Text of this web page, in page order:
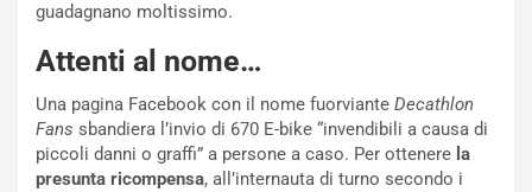
guadagnano moltissimo.
Attenti al nome…
Una pagina Facebook con il nome fuorviante Decathlon
Fans sbandiera l’invio di 670 E-bike “invendibili a causa di
piccoli danni o graffi” a persone a caso. Per ottenere la
presunta ricompensa, all’internauta di turno secondo i
NOTIZIE
P